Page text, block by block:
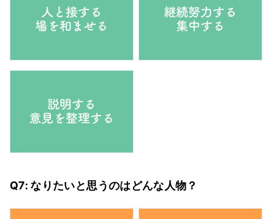
Q7: なりたいと思うのはどんな人物？